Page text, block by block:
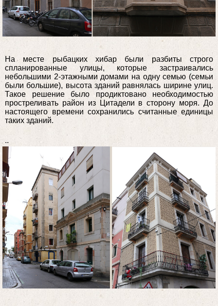
На месте рыбацких хибар были разбиты строго
спланированные улицы, которые застраивались
небольшими 2-этажными домами на одну семью (семьи
были большие), высота зданий равнялась ширине улиц.
Такое решение было продиктовано необходимостью
простреливать район из Цитадели в сторону моря. До
настоящего времени сохранились считанные единицы
таких зданий.
..